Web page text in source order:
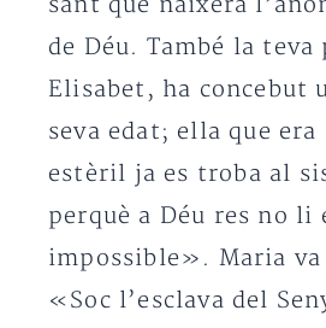
de Déu. També la teva
Elisabet, ha concebut
seva edat; ella que
estèril ja es troba al
perquè a Déu res no li
impossible». Maria va
«Soc l’esclava del